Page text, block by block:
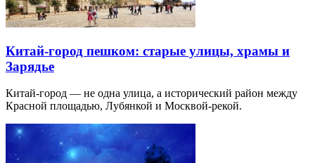
Китай-город пешком: старые улицы, храмы и
Зарядье
Китай-город — не одна улица, а исторический район между
Красной площадью, Лубянкой и Москвой-рекой.